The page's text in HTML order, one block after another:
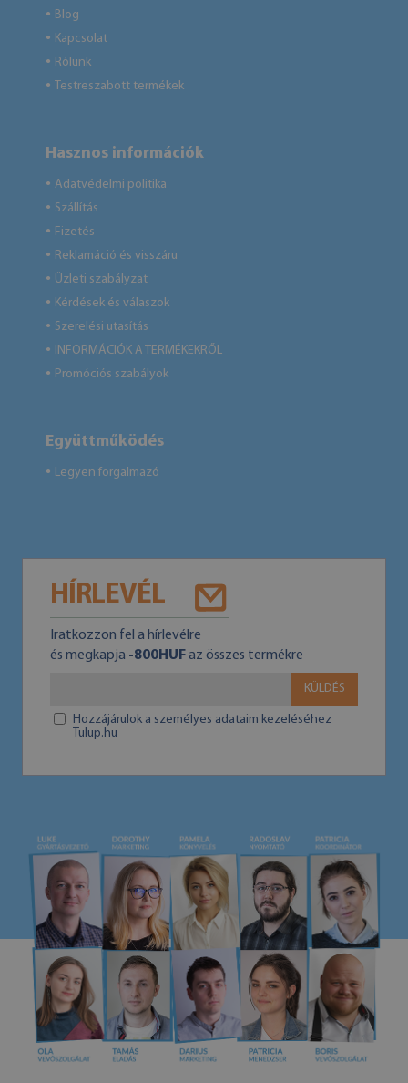
● Blog
● Kapcsolat
● Rólunk
● Testreszabott termékek
Hasznos információk
● Adatvédelmi politika
● Szállítás
● Fizetés
● Reklamáció és visszáru
● Üzleti szabályzat
● Kérdések és válaszok
● Szerelési utasítás
● INFORMÁCIÓK A TERMÉKEKRŐL
● Promóciós szabályok
Együttműködés
● Legyen forgalmazó
HÍRLEVÉL
Iratkozzon fel a hírlevélre
és megkapja -800HUFaz összes termékre
KÜLDÉS
Hozzájárulok a személyes adataim kezeléséhez
Tulup.hu